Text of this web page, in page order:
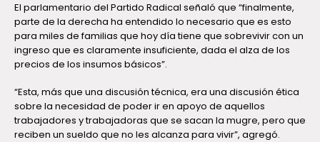
El parlamentario del Partido Radical señaló que “finalmente,
parte de la derecha ha entendido lo necesario que es esto
para miles de familias que hoy día tiene que sobrevivir con un
ingreso que es claramente insuficiente, dada el alza de los
precios de los insumos básicos”.
“Esta, más que una discusión técnica, era una discusión ética
sobre la necesidad de poder ir en apoyo de aquellos
trabajadores y trabajadoras que se sacan la mugre, pero que
reciben un sueldo que no les alcanza para vivir”, agregó.